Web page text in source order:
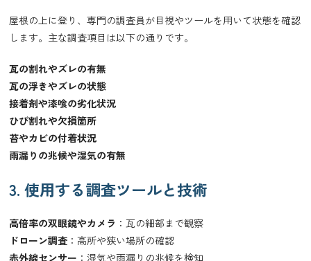
屋根の上に登り、専門の調査員が目視やツールを用いて状態を確認
します。主な調査項目は以下の通りです。
瓦の割れやズレの有無
瓦の浮きやズレの状態
接着剤や漆喰の劣化状況
ひび割れや欠損箇所
苔やカビの付着状況
雨漏りの兆候や湿気の有無
3. 使用する調査ツールと技術
高倍率の双眼鏡やカメラ ：瓦の細部まで観察
ドローン調査：高所や狭い場所の確認
赤外線センサー ：湿気や雨漏りの兆候を検知